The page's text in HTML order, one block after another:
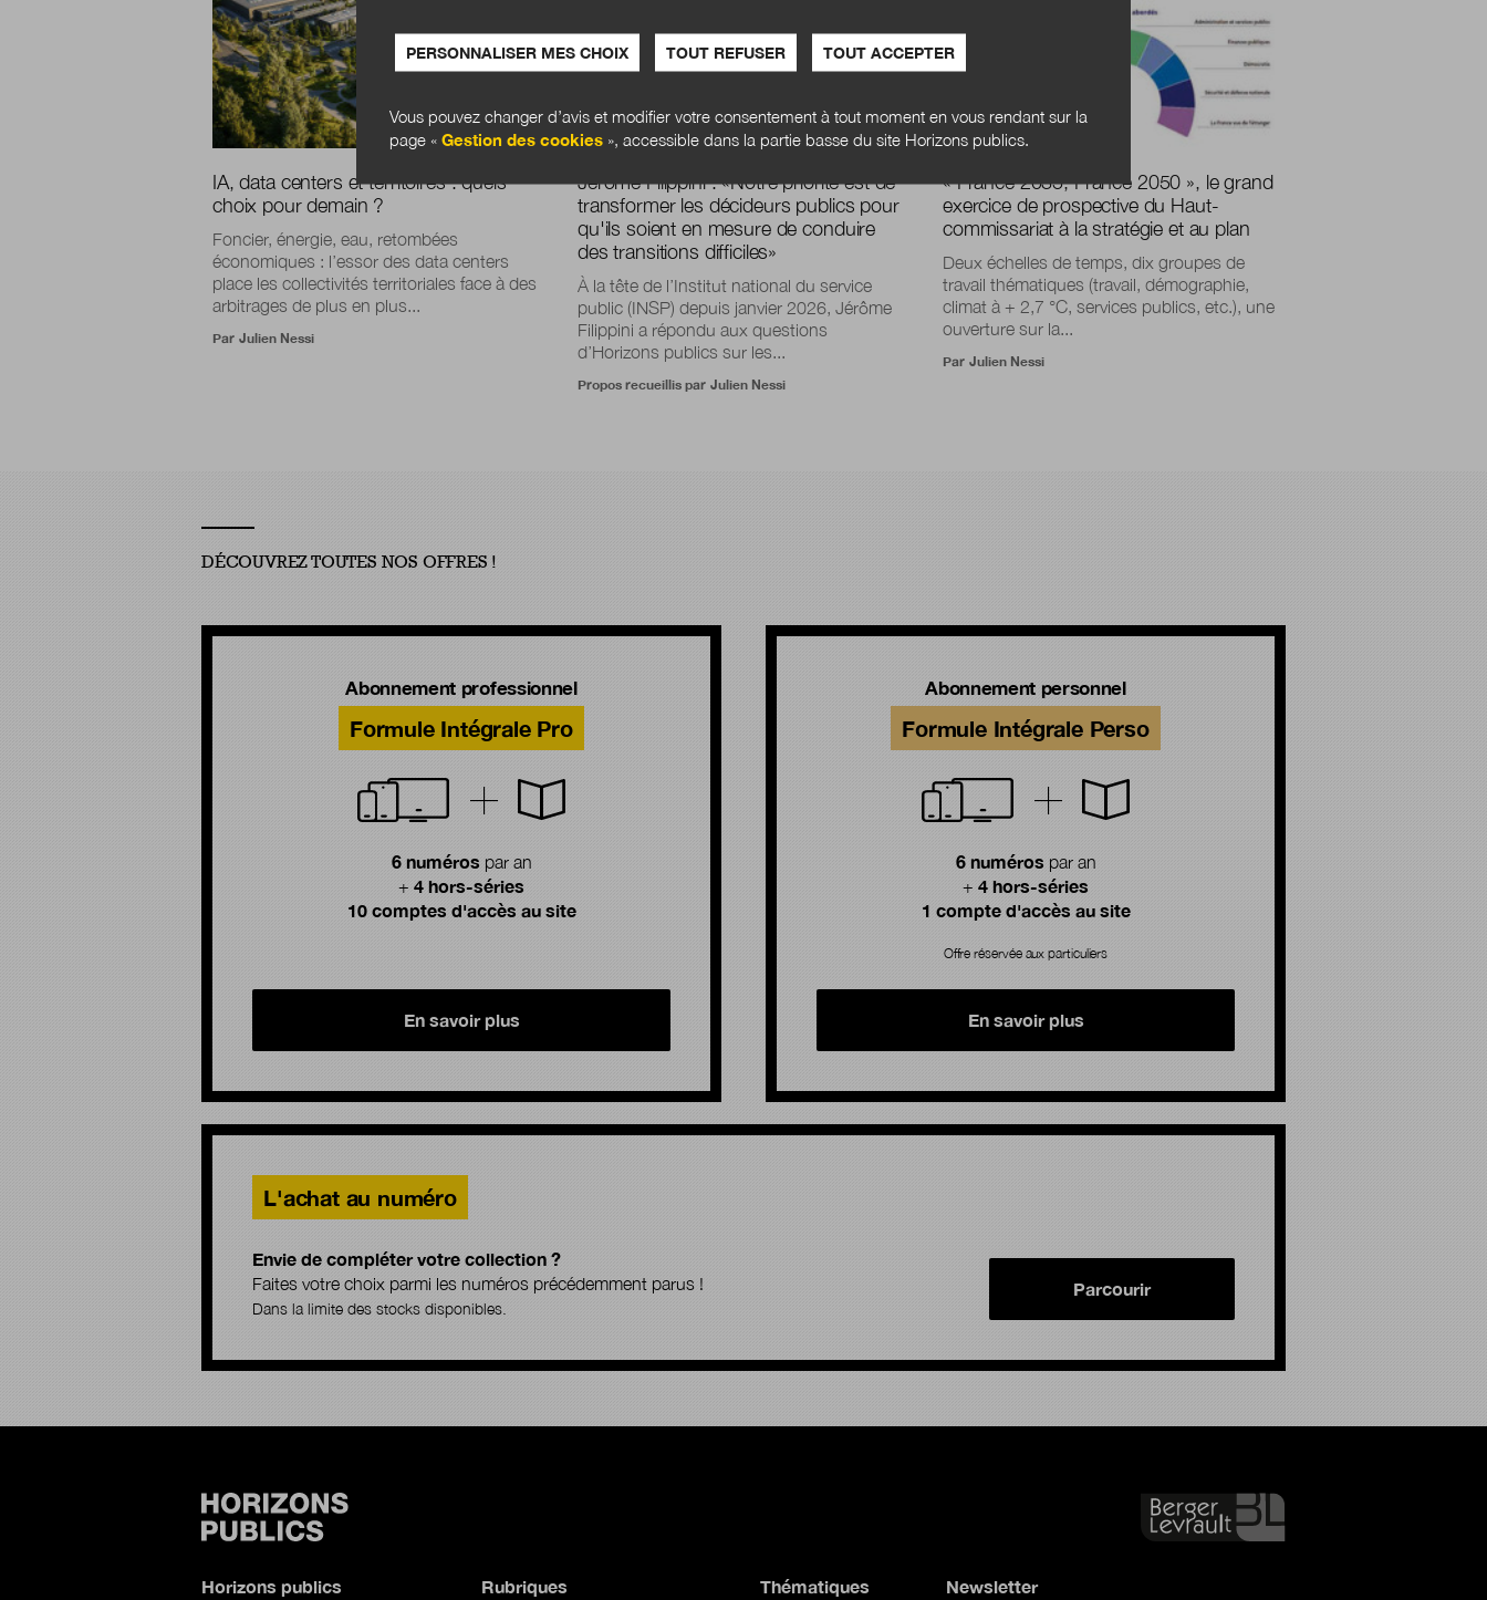
IA, data centers et territoires : quels
choix pour demain ?
Foncier, énergie, eau, retombées
économiques : l’essor des data centers
place les collectivités territoriales face à des
arbitrages de plus en plus...
Par Julien Nessi
Jérôme Filippini :«Notre priorité est de
transformer les décideurs publics pour
qu'ils soient en mesure de conduire
des transitions difficiles»
À la tête de l’Institut national du service
public (INSP) depuis janvier 2026, Jérôme
Filippini a répondu aux questions
d’Horizons publics sur les...
Propos recueillis par Julien Nessi
« France 2035, France 2050 », le grand
exercice de prospective du Haut-
commissariat à la stratégie et au plan
Deux échelles de temps, dix groupes de
travail thématiques (travail, démographie,
climat à + 2,7 °C, services publics, etc.), une
ouverture sur la...
Par Julien Nessi
DÉCOUVREZ TOUTES NOS OFFRES !
Abonnement professionnel
Formule Intégrale Pro
6 numéros par an
+ 4 hors-séries
10 comptes d'accès au site
En savoir plus
Abonnement personnel
Formule Intégrale Perso
6 numéros par an
+ 4 hors-séries
1 compte d'accès au site
Offre réservée aux particuliers
En savoir plus
L'achat au numéro
Envie de compléter votre collection ?
Faites votre choix parmi les numéros précédemment parus !
Dans la limite des stocks disponibles.
Parcourir
Horizons publics Rubriques Thématiques Newsletter
PERSONNALISER MES CHOIX TOUT REFUSER TOUT ACCEPTER
Vous pouvez changer d’avis et modifier votre consentement à tout moment en vous rendant sur la
page « Gestion des cookies », accessible dans la partie basse du site Horizons publics.